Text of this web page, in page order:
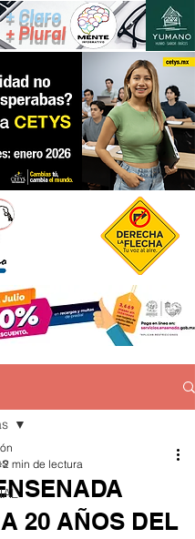
+ Claro
+ Plural
20 AÑOS DEL
2 min de lectura